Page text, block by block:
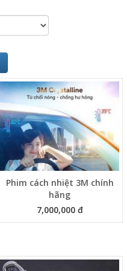
Phim cách nhiệt 3M chính
hãng
7,000,000 đ